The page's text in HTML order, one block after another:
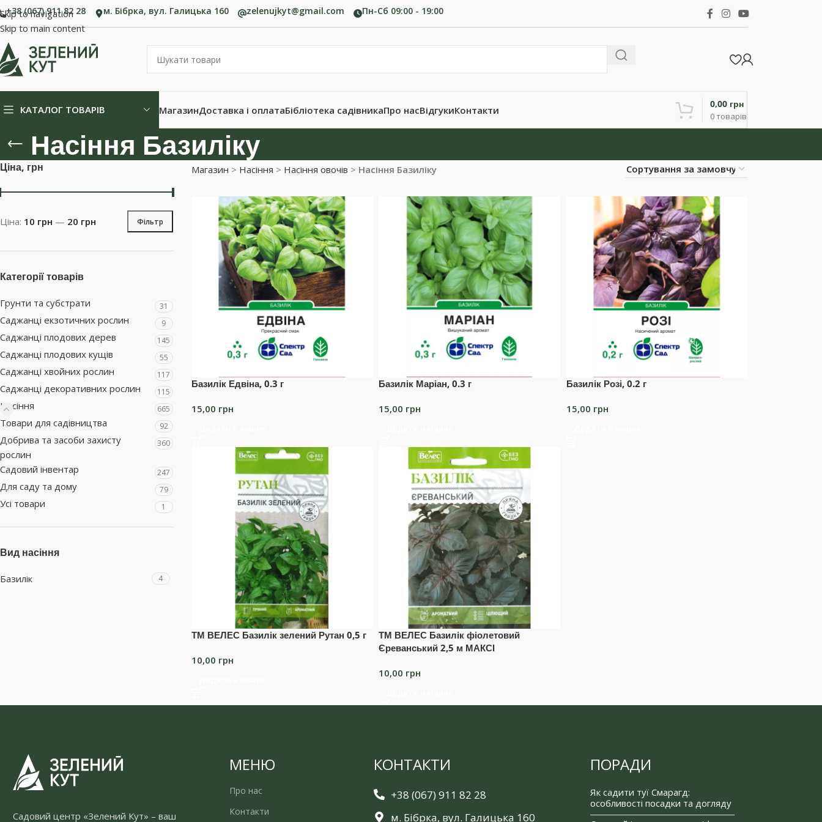
Skip to navigation
Skip to main content
+38 (067) 911 82 28 м. Бібрка, вул. Галицька 160 zelenujkyt@gmail.com Пн-Сб 09:00 - 19:00
КАТАЛОГ ТОВАРІВ МагазинДоставка і оплатаБібліотека садівникаПро насВідгукиКонтакти
0товарів
0,00 грн
Насіння Базиліку
Ціна, грн
Фільтр
Ціна: 10 грн — 20 грн
Категорії товарів
Грунти та субстрати 31
Саджанці екзотичних рослин 9
Саджанці плодових дерев 145
Саджанці плодових кущів 55
Саджанці хвойних рослин 117
Саджанці декоративних рослин 115
Насіння 665
Товари для садівництва 92
Добрива та засоби захисту
рослин
360
Садовий інвентар 247
Для саду та дому 79
Усі товари 1
Вид насіння
Базилік 4
Магазин > Насіння > Насіння овочів > Насіння Базиліку
Базилік Едвіна, 0.3 г
15,00 грн
Базилік Маріан, 0.3 г
15,00 грн
Базилік Розі, 0.2 г
15,00 грн
ТМ ВЕЛЕС Базилік зелений Рутан 0,5 г
10,00 грн
ТМ ВЕЛЕС Базилік фіолетовий
Єреванський 2,5 м МАКСІ
10,00 грн
Садовий центр «Зелений Кут» – ваш
МЕНЮ
Про нас
Контакти
КОНТАКТИ
+38 (067) 911 82 28
м. Бібрка, вул. Галицька 160
ПОРАДИ
Як садити туї Смарагд:
особливості посадки та догляду